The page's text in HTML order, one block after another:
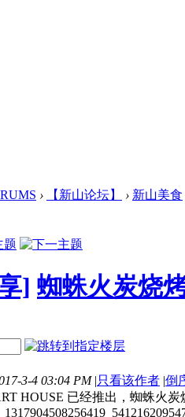
› 【新山论坛】 › 新山美食
] 蜘蛛火炭烧
3-4 03:04 PM |只看该作者 |倒
HOUSE 已经推出，蜘蛛火